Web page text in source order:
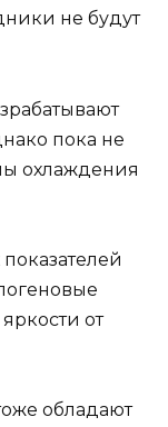
не будут
пока не
охлаждения
от
обладают